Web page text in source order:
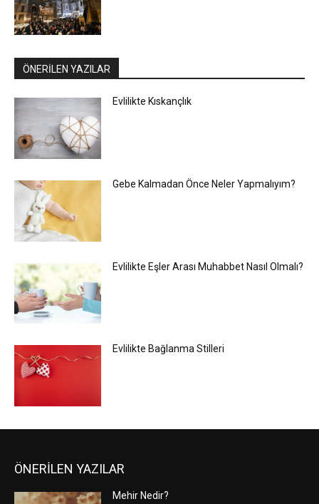
ÖNERİLEN YAZILAR
Evlilikte Kıskançlık
Gebe Kalmadan Önce Neler Yapmalıyım?
Evlilikte Eşler Arası Muhabbet Nasıl Olmalı?
Evlilikte Bağlanma Stilleri
ÖNERİLEN YAZILAR
Mehir Nedir?